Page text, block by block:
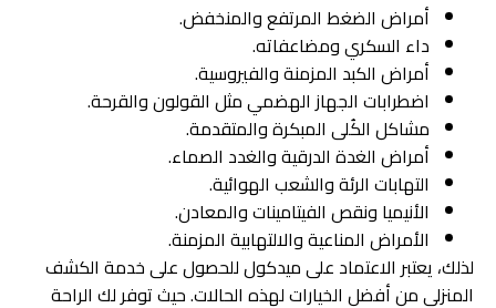
أمراض الضغط المرتفع والمنخفض.
داء السكري ومضاعفاته.
أمراض الكبد المزمنة والفيروسية.
اضطرابات الجهاز الهضمي مثل القولون والقرحة.
مشاكل الكُلى المبكرة والمتقدمة.
أمراض الغدة الدرقية والغدد الصماء.
التهابات الرئة والشعب الهوائية.
الأنيميا ونقص الفيتامينات والمعادن.
الأمراض المناعية والالتهابية المزمنة.
لذلك، يعتبر الاعتماد على ميدكول للحصول على خدمة الكشف
المنزلي من أفضل الخيارات لهذه الحالات. حيث توفر لك الراحة